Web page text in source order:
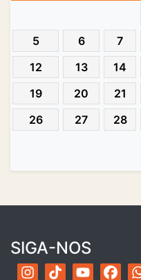
5
6 7
12
13 14
19
20 21
26
27 28
SIGA-NOS